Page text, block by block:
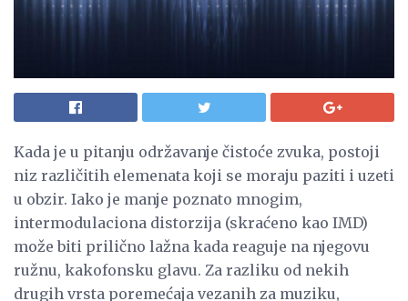
Kada je u pitanju održavanje čistoće zvuka, postoji
niz različitih elemenata koji se moraju paziti i uzeti
u obzir. Iako je manje poznato mnogim,
intermodulaciona distorzija (skraćeno kao IMD)
može biti prilično lažna kada reaguje na njegovu
ružnu, kakofonsku glavu. Za razliku od nekih
drugih vrsta poremećaja vezanih za muziku,